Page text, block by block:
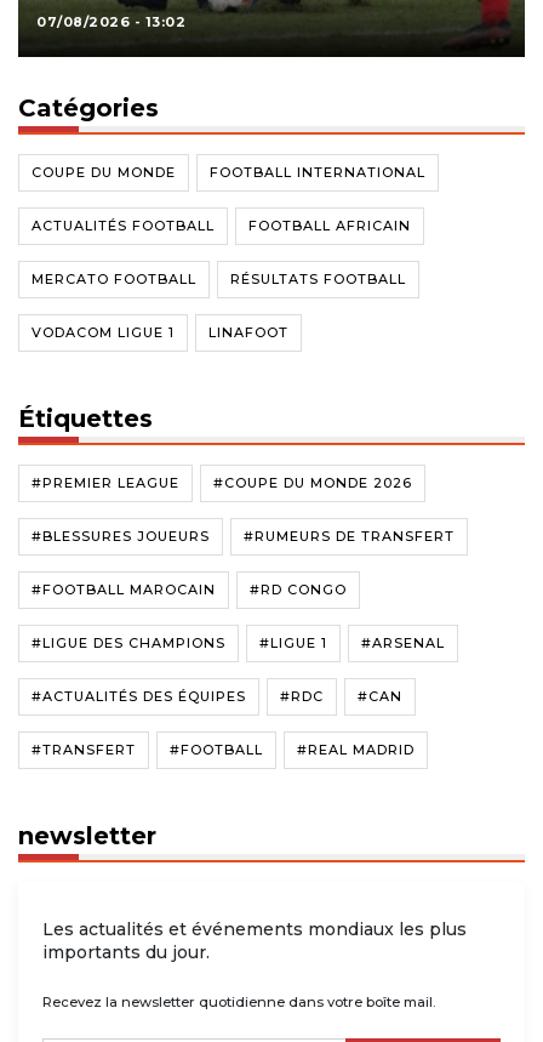
07/08/2026 - 13:02
Catégories
COUPE DU MONDE FOOTBALL INTERNATIONAL
ACTUALITÉS FOOTBALL FOOTBALL AFRICAIN
MERCATO FOOTBALL RÉSULTATS FOOTBALL
VODACOM LIGUE 1 LINAFOOT
Étiquettes
#PREMIER LEAGUE #COUPE DU MONDE 2026
#BLESSURES JOUEURS #RUMEURS DE TRANSFERT
#FOOTBALL MAROCAIN #RD CONGO
#LIGUE DES CHAMPIONS #LIGUE 1 #ARSENAL
#ACTUALITÉS DES ÉQUIPES #RDC #CAN
#TRANSFERT #FOOTBALL #REAL MADRID
newsletter
Les actualités et événements mondiaux les plus
importants du jour.
Recevez la newsletter quotidienne dans votre boîte mail.